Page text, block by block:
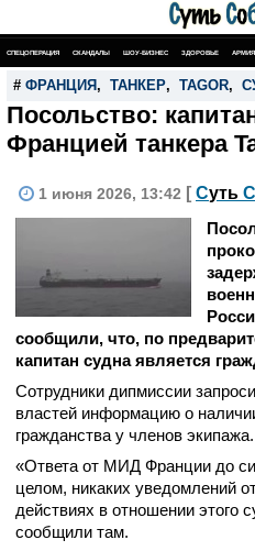
СПЕЦОПЕРАЦИЯ СКАНДАЛЫ ШОУ-БИЗНЕС ЗДОРОВЬЕ АРМИЯ
# ФРАНЦИЯ , ТАНКЕР, TAGOR,
Посольство:
Францией танкера
1 июня 2026, 13:42 [ Суть С
сообщили, что, по
капитан судна является
Сотрудники дипмиссии
властей информацию о
гражданства у членов экипажа.
«Ответа от МИД Франции до
целом, никаких уведомлений
действиях в отношении этого
сообщили там.